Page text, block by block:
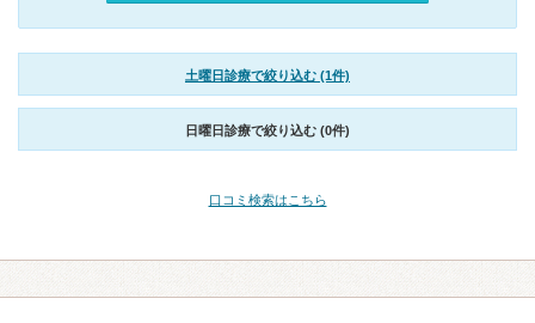
土曜日診療で絞り込む (1件)
日曜日診療で絞り込む (0件)
口コミ検索はこちら